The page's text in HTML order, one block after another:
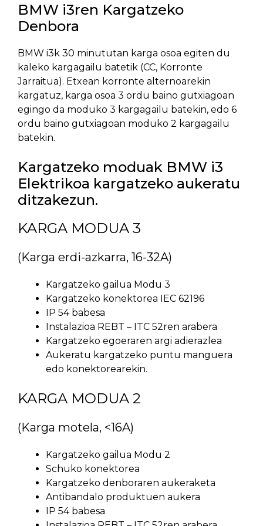
BMW i3ren Kargatzeko
Denbora
BMW i3k 30 minututan karga osoa egiten du
kaleko kargagailu batetik (CC, Korronte
Jarraitua). Etxean korronte alternoarekin
kargatuz, karga osoa 3 ordu baino gutxiagoan
egingo da moduko 3 kargagailu batekin, edo 6
ordu baino gutxiagoan moduko 2 kargagailu
batekin.
Kargatzeko moduak BMW i3
Elektrikoa kargatzeko aukeratu
ditzakezun.
KARGA MODUA 3
(Karga erdi-azkarra, 16-32A)
Kargatzeko gailua Modu 3
Kargatzeko konektorea IEC 62196
IP 54 babesa
Instalazioa REBT – ITC 52ren arabera
Kargatzeko egoeraren argi adierazlea
Aukeratu kargatzeko puntu manguera
edo konektorearekin.
KARGA MODUA 2
(Karga motela, <16A)
Kargatzeko gailua Modu 2
Schuko konektorea
Kargatzeko denboraren aukeraketa
Antibandalo produktuen aukera
IP 54 babesa